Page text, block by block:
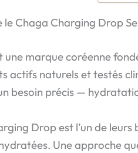
le Chaga Charging Drop
une marque coréenne
actifs naturels et testés
besoin précis —
Drop est l’un de
Une approche